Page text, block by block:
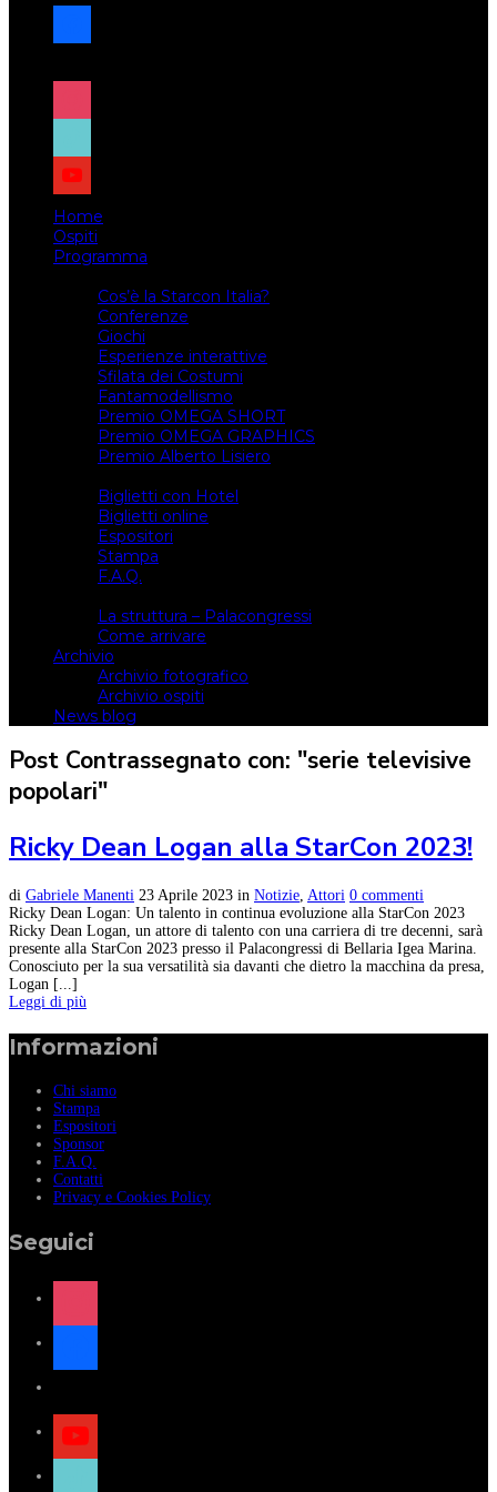
facebook
x
instagram
tiktok
youtube
Home
Ospiti
Programma
Cos’è la Starcon Italia?
Conferenze
Giochi
Esperienze interattive
Sfilata dei Costumi
Fantamodellismo
Premio OMEGA SHORT
Premio OMEGA GRAPHICS
Premio Alberto Lisiero
Biglietti con Hotel
Biglietti online
Espositori
Stampa
F.A.Q.
La struttura – Palacongressi
Come arrivare
Archivio
Archivio fotografico
Archivio ospiti
News blog
Post Contrassegnato con: "serie televisive
popolari"
Ricky Dean Logan alla StarCon 2023!
di Gabriele Manenti 23 Aprile 2023 in Notizie, Attori 0 commenti
Ricky Dean Logan: Un talento in continua evoluzione alla StarCon 2023
Ricky Dean Logan, un attore di talento con una carriera di tre decenni, sarà
presente alla StarCon 2023 presso il Palacongressi di Bellaria Igea Marina.
Conosciuto per la sua versatilità sia davanti che dietro la macchina da presa,
Logan [...]
Leggi di più
Informazioni
Chi siamo
Stampa
Espositori
Sponsor
F.A.Q.
Contatti
Privacy e Cookies Policy
Seguici
instagram
facebook
x
youtube
tiktok